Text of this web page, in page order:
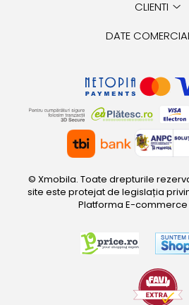
CLIENTI
DATE
© Xmobila. Toate drepturile
site este protejat de legislația
Platforma E-